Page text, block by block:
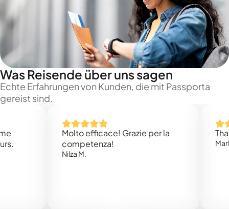
Was Reisende über uns sagen
Echte Erfahrungen von Kunden, die mit Passporta
gereist sind.
Molto efficace! Grazie per la
competenza!
Nilza M.
Thank
Mark N.